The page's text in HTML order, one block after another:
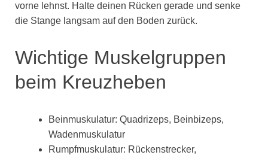
vorne lehnst. Halte deinen Rücken gerade und senke
die Stange langsam auf den Boden zurück.
Wichtige Muskelgruppen
beim Kreuzheben
Beinmuskulatur: Quadrizeps, Beinbizeps,
Wadenmuskulatur
Rumpfmuskulatur: Rückenstrecker,